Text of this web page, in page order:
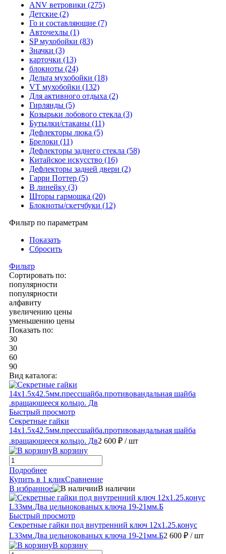
ANV ветровики (275)
Детские (2)
Го и составляющие (7)
Авточехлы (1)
SP мухобойки (83)
Значки (3)
карточки (13)
блокноты (24)
Дельта мухобойки (18)
VT мухобойки (132)
Для активного отдыха (2)
Гирлянды (5)
Козырьки лобового стекла (3)
Бутылки/стаканы (11)
Дефлекторы люка (5)
Брелоки (11)
Дефлекторы заднего стекла (58)
Китайское искусство (16)
Дефлекторы задней двери (2)
Гарри Поттер (5)
В линейку (3)
Шторы гармошка (20)
Блокноты/скетчбуки (12)
Фильтр по параметрам
Показать
Сбросить
Фильтр
Сортировать по:
популярности
популярности
алфавиту
увеличению цены
уменьшению цены
Показать по:
30
30
60
90
Вид каталога:
Быстрый просмотр
Секретные гайки
14х1.5х42.5мм.прессшайба.противовандальная шайба
.вращающееся кольцо. Дв2 600 ₽ / шт
В корзину
Подробнее
Купить в 1 кликСравнение
В избранное
В наличии
Быстрый просмотр
Секретные гайки под внутренний ключ 12х1.25.конус
L33мм.Два цельнокованых ключа 19-21мм.Б2 600 ₽ / шт
В корзину